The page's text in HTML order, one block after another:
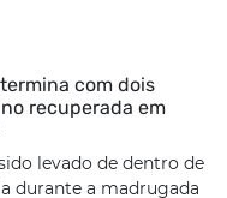
com dois
recuperada em
levado de dentro de
durante a madrugada